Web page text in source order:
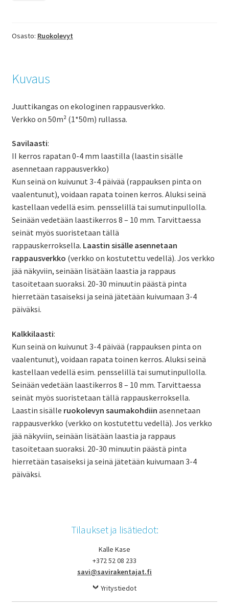
Osasto: Ruokolevyt
Kuvaus
Juuttikangas on ekologinen rappausverkko.
Verkko on 50m² (1*50m) rullassa.
Savilaasti:
II kerros rapatan 0-4 mm laastilla (laastin sisälle
asennetaan rappausverkko)
Kun seinä on kuivunut 3-4 päivää (rappauksen pinta on
vaalentunut), voidaan rapata toinen kerros. Aluksi seinä
kastellaan vedellä esim. pensselillä tai sumutinpullolla.
Seinään vedetään laastikerros 8 – 10 mm. Tarvittaessa
seinät myös suoristetaan tällä
rappauskerroksella. Laastin sisälle asennetaan
rappausverkko (verkko on kostutettu vedellä). Jos verkko
jää näkyviin, seinään lisätään laastia ja rappaus
tasoitetaan suoraksi. 20-30 minuutin päästä pinta
hierretään tasaiseksi ja seinä jätetään kuivumaan 3-4
päiväksi.
Kalkkilaasti:
Kun seinä on kuivunut 3-4 päivää (rappauksen pinta on
vaalentunut), voidaan rapata toinen kerros. Aluksi seinä
kastellaan vedellä esim. pensselillä tai sumutinpullolla.
Seinään vedetään laastikerros 8 – 10 mm. Tarvittaessa
seinät myös suoristetaan tällä rappauskerroksella.
Laastin sisälle ruokolevyn saumakohdiin asennetaan
rappausverkko (verkko on kostutettu vedellä). Jos verkko
jää näkyviin, seinään lisätään laastia ja rappaus
tasoitetaan suoraksi. 20-30 minuutin päästä pinta
hierretään tasaiseksi ja seinä jätetään kuivumaan 3-4
päiväksi.
Tilaukset ja lisätiedot:
Kalle Kase
+372 52 08 233
savi@savirakentajat.fi
Yritystiedot